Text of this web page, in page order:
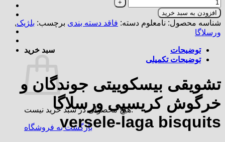
سبد خرید
هیچ محصولی در سبد خرید نیست.
بازگشت به فروشگاه
افزودن به سبد خرید
شناسه محصول: نامعلوم دسته: فاقد دسته بندی برچسب: بلژیک,
ورسلاگا
توضیحات
توضیحات تکمیلی
تشویقی بیسکوییتی جوندگان و
خرگوش کریسپی ورسلاگا
versele-laga bisquits